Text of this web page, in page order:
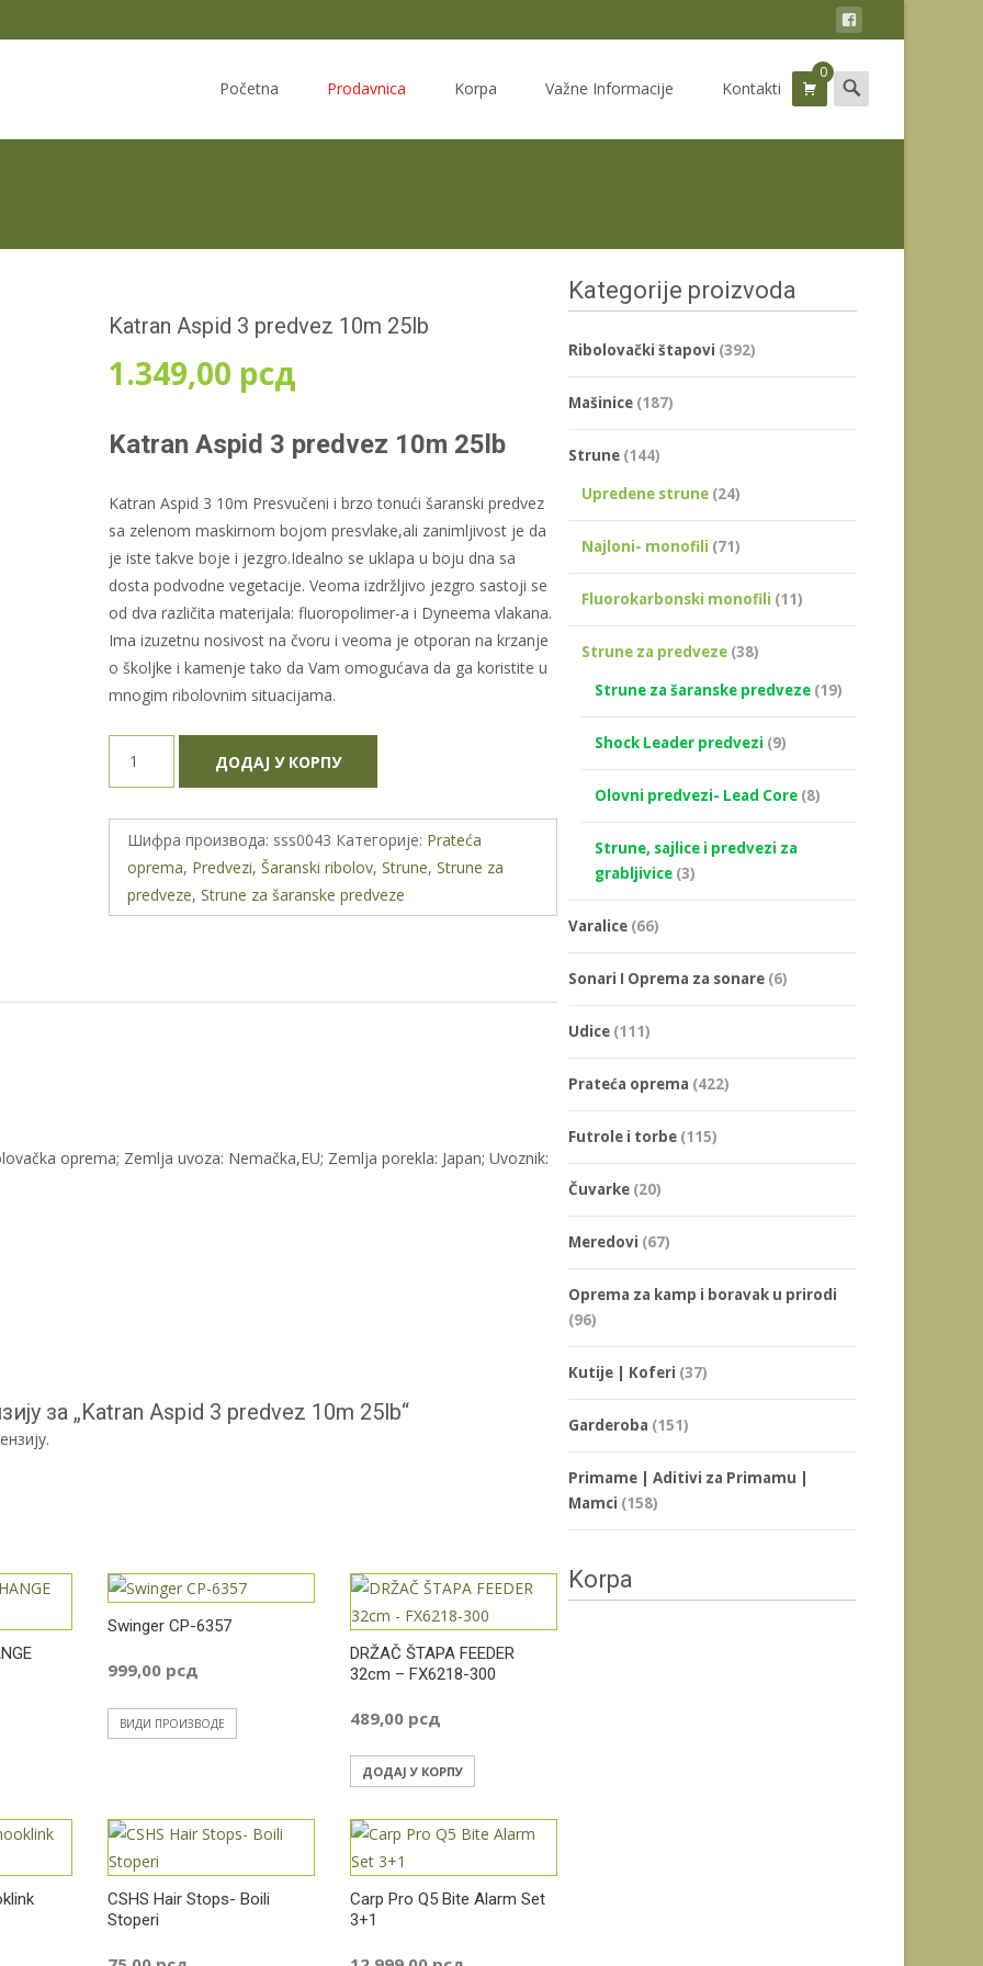
Početna Prodavnica Korpa Važne Informacije Kontakti
0 Search
for:
Katran Aspid 3 predvez 10m 25lb
1.349,00 рсд
Katran Aspid 3 predvez 10m 25lb
Katran Aspid 3 10m Presvučeni i brzo tonući šaranski predvez
sa zelenom maskirnom bojom presvlake,ali zanimljivost je da
je iste takve boje i jezgro.Idealno se uklapa u boju dna sa
dosta podvodne vegetacije. Veoma izdržljivo jezgro sastoji se
od dva različita materijala: fluoropolimer-a i Dyneema vlakana.
Ima izuzetnu nosivost na čvoru i veoma je otporan na krzanje
o školjke i kamenje tako da Vam omogućava da ga koristite u
mnogim ribolovnim situacijama.
predvez
25lb
количина
ДОДАЈ У КОРПУ
Шифра производа: sss0043 Категорије: Prateća
oprema, Predvezi,Šaranski ribolov,Strune,Strune za
predveze,Strune za šaranske predveze
oprema; Zemlja uvoza: Nemačka,EU; Zemlja porekla: Japan; Uvoznik:
за „Katran Aspid 3 predvez 10m 25lb“
Swinger CP-6357
999,00 рсд
ВИДИ ПРОИЗВОДЕ
DRŽAČ ŠTAPA FEEDER
32cm – FX6218-300
489,00 рсд
ДОДАЈ У КОРПУ
CSHS Hair Stops- Boili
Stoperi
Carp Pro Q5 Bite Alarm Set
3+1
Kategorije proizvoda
Ribolovački štapovi (392)
Mašinice (187)
Strune (144)
Upredene strune (24)
Najloni- monofili (71)
Fluorokarbonski monofili (11)
Strune za predveze (38)
Strune za šaranske predveze (19)
Shock Leader predvezi (9)
Olovni predvezi- Lead Core (8)
Strune, sajlice i predvezi za
grabljivice (3)
Varalice (66)
Sonari I Oprema za sonare (6)
Udice (111)
Prateća oprema (422)
Futrole i torbe (115)
Čuvarke (20)
Meredovi (67)
Oprema za kamp i boravak u prirodi
(96)
Kutije | Koferi (37)
Garderoba (151)
Primame | Aditivi za Primamu |
Mamci (158)
Korpa